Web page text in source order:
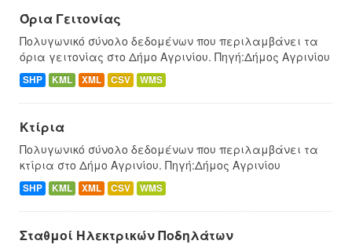
Όρια Γειτονίας
Πολυγωνικό σύνολο δεδομένων που περιλαμβάνει τα
όρια γειτονίας στο Δήμο Αγρινίου. Πηγή:Δήμος Αγρινίου
SHP KML XML CSV WMS
Κτίρια
Πολυγωνικό σύνολο δεδομένων που περιλαμβάνει τα
κτίρια στο Δήμο Αγρινίου. Πηγή:Δήμος Αγρινίου
SHP KML XML CSV WMS
Σταθμοί Ηλεκτρικών Ποδηλάτων